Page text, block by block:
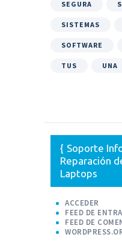
SEGURA
SISTEMAS
SOFTWARE
TUS UNA
Soporte
Reparación
Laptops
ACCEDER
FEED DE
FEED DE